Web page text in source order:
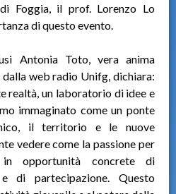
Foggia, il prof. Lorenzo Lo
di questo evento.
Antonia Toto, vera anima
web radio Unifg, dichiara:
realtà, un laboratorio di idee e
immaginato come un ponte
il territorio e le nuove
vedere come la passione per
opportunità concrete di
di partecipazione. Questo